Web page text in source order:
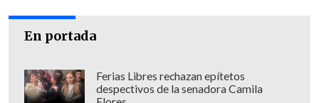
Publicación
Rosenthal con la cobertura mediática,
este caso salió a la luz después de que la
En portada
Ferias Libres rechazan epítetos
despectivos de la senadora Camila